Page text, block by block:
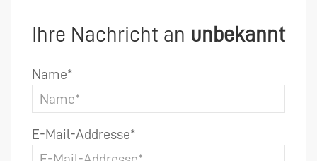
Ihre Nachricht an unbekannt
Name*
E-Mail-Addresse*